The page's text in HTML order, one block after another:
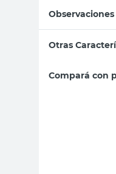
Otras
Compará con